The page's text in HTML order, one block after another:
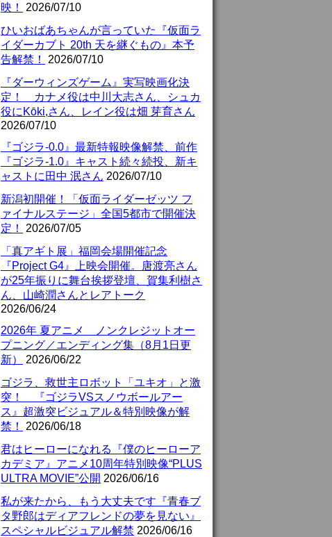
映！
2026/07/10
ひいおばあちゃんが言っていた『仮面ラ
イダーカブト 20th 天を継ぐもの』本予
告解禁！
2026/07/10
『ダーウィンズゲーム』実写映画化決
定！ カナメ役は中川大志さん、シュカ
役にKōki,さん、レイン役は畑 芽育さん
2026/07/10
『ゴジラ-0.0』最新特報映像解禁、前作
『ゴジラ-1.0』キャスト続々続投、新キ
ャストに田中 泯さん 2026/07/10
新潟初開催！「仮面ライダーゼッツ フ
ァイナルステージ」全国5都市で開催決
定！
2026/07/05
「真アギト展」福岡会場開催記念
『Project G4』上映会開催。唐渡亮さん
が25年振りに舞台挨拶登壇、賀集利樹さ
ん、山崎潤さんとレアトーク
2026/06/24
2026年 夏アニメ ノンクレジットオー
プニング／エンディング集（8月1日更
新）
2026/06/22
ゴジラ、救世主ロボット「ユキオ」と激
突！ 『ゴジラVSスノウボールアー
ス』超激突ビジュアル＆特別映像が解
禁！
2026/06/18
君はヒーローになれる『僕のヒーローア
カデミア』アニメ10周年特別映像“PLUS
ULTRA MOVIE”公開 2026/06/16
私が来たから、もう大丈夫です『青春ブ
タ野郎はディアフレンドの夢を見ない』
スペシャルビジュアル解禁 2026/06/16